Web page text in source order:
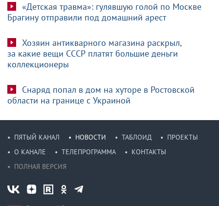
«Детская травма»: гулявшую голой по Москве
Брагину отправили под домашний арест
Хозяин антикварного магазина раскрыл,
за какие вещи СССР платят большие деньги
коллекционеры
Снаряд попал в дом на хуторе в Ростовской
области на границе с Украиной
ПЯТЫЙ КАНАЛ НОВОСТИ ТАБЛОИД
ПРОЕКТЫ
О КАНАЛЕ
ТЕЛЕПРОГРАММА
КОНТАКТЫ
ПОЛНАЯ ВЕРСИЯ